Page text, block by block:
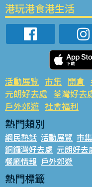
港玩港食港生活
活動展覽 市集 開倉
元朗好去處 荃灣好去
戶外郊遊 社會福利
熱門類別
網民熱話 活動展覽 市集
銅鑼灣好去處 元朗好去
餐廳情報 戶外郊遊
熱門標籤